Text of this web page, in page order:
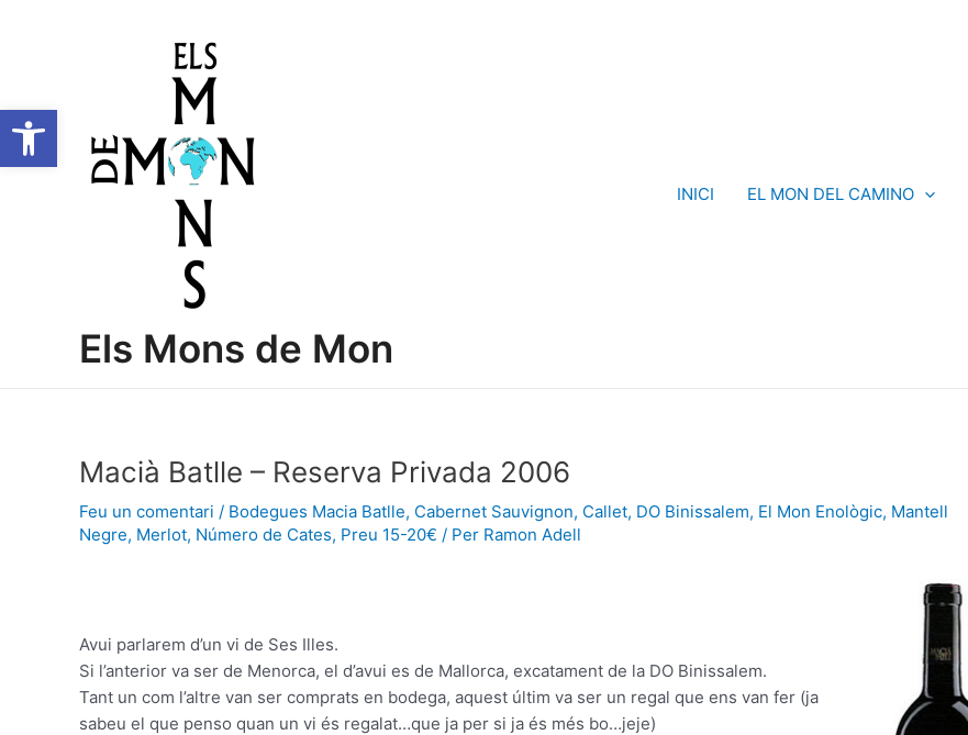
Obre la barra d'eines
Els Mons de Mon
INICI EL MON DEL CAMINO
Macià Batlle – Reserva Privada 2006
Feu un comentari / Bodegues Macia Batlle, Cabernet Sauvignon, Callet, DO Binissalem, El Mon Enològic, Mantell
Negre, Merlot, Número de Cates, Preu 15-20€ / Per Ramon Adell
Avui parlarem d’un vi de Ses Illes.
Si l’anterior va ser de Menorca, el d’avui es de Mallorca, excatament de la DO Binissalem.
Tant un com l’altre van ser comprats en bodega, aquest últim va ser un regal que ens van fer (ja
sabeu el que penso quan un vi és regalat…que ja per si ja és més bo…jeje)